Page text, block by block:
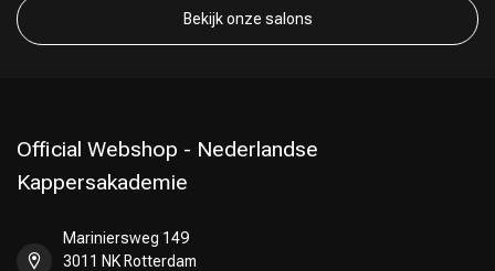
Omvorming
Bekijk onze salons
Official Webshop - Nederlandse
Kappersakademie
Mariniersweg 149
3011 NK Rotterdam